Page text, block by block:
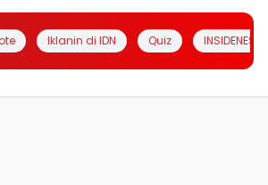
Iklanin di IDN Quiz INSIDENESIA